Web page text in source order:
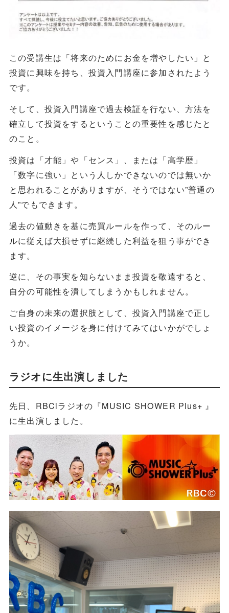
この受講生は「将来のためにお金を増やしたい」と
投資に興味を持ち、投資入門講座に参加されたよう
です。
そして、投資入門講座で過去検証を行ない、方法を
確立して投資をするということの重要性を感じたと
のこと。
投資は「才能」や「センス」、または「高学歴」
「数字に強い」という人しかできないのでは無いか
と思われることがありますが、そうではない”普通の
人”でもできます。
過去の値動きを基に売買ルールを作って、そのルー
ルに従えば大損せずに継続した利益を狙う事ができ
ます。
逆に、その事実を知らないまま投資を敬遠すると、
自分の可能性を潰してしまうかもしれません。
ご自身の未来の選択肢として、投資入門講座で正し
い投資のイメージを身に付けてみてはいかがでしょ
うか。
ラジオに生出演しました
先日、RBCiラジオの『MUSIC SHOWER Plus+ 』
に生出演しました。